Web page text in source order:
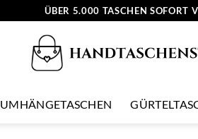
ÜBER 5.000 TASCHEN SOFORT
UMHÄNGETASCHEN